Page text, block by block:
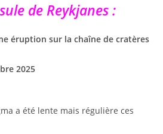
de Reykjanes :
éruption sur la chaîne de cratères
2025
a été lente mais régulière ces